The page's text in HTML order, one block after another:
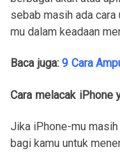
sebab masih ada
mu dalam keadaan
Baca juga:9 Cara
Cara melacak iPhone
Jika iPhone-mu
bagi kamu untuk